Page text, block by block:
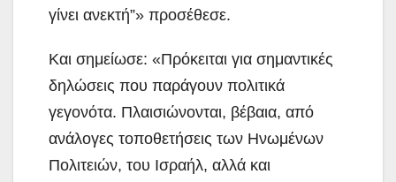
γίνει ανεκτή”» προσέθεσε.
Και σημείωσε: «Πρόκειται για σημαντικές
δηλώσεις που παράγουν πολιτικά
γεγονότα. Πλαισιώνονται, βέβαια, από
ανάλογες τοποθετήσεις των Ηνωμένων
Πολιτειών, του Ισραήλ, αλλά και